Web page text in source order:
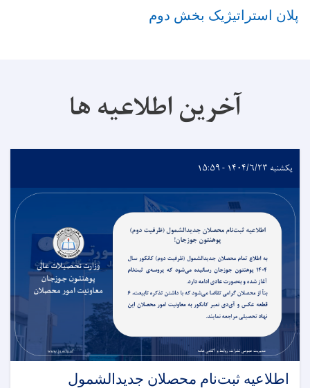
پلان استراتیژیک بخش دوم
آخرین اطلاعیه ها
یکشنبه ۱۴۰۴/۶/۲۳ - ۱۵:۵۹
اطلاعیه ثبت‌نام محصلان جدیدالشمول